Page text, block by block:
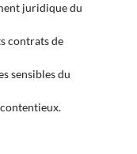
juridique du
contrats de
sensibles du